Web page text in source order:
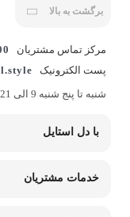
برگشت به بالا
مرکز تماس مشتریان
پست الکترونیک
شنبه تا پنج شنبه 9 الی 21
با دل استایل
خدمات مشتریان